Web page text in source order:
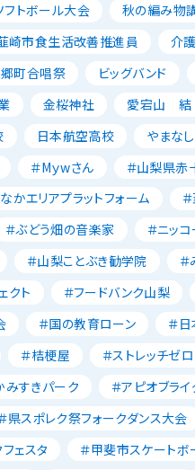
フトボール大会 秋の編み物
崎市食生活改善推進員
介
町合唱祭 ビッグバンド
金桜神社 愛宕山 結
日本航空高校 やまな
＃Mｙwさん ＃山梨県赤
かエリアプラットフォーム
＃ぶどう畑の音楽家 ＃ニッ
＃山梨ことぶき勧学院
クト ＃フードバンク山梨
＃国の教育ローン ＃
＃桔梗屋 ＃ストレッチゼロ
みすきパーク ＃アピオブラ
県スポレク祭フォークダンス大会
ェスタ ＃甲斐市スケートボ